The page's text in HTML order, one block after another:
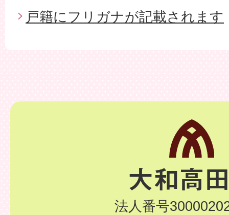
戸籍にフリガナが記載されます
法人番号